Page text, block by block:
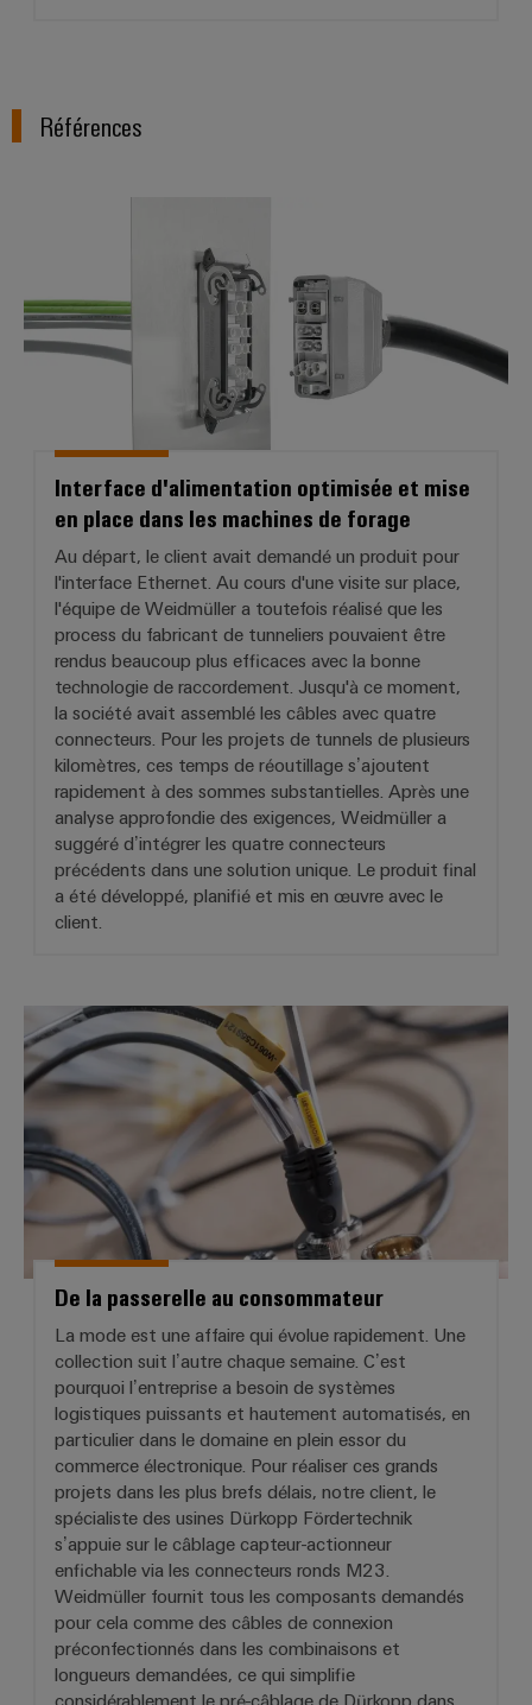
Références
Interface d'alimentation optimisée et mise
en place dans les machines de forage
Au départ, le client avait demandé un produit pour
l'interface Ethernet. Au cours d'une visite sur place,
l'équipe de Weidmüller a toutefois réalisé que les
process du fabricant de tunneliers pouvaient être
rendus beaucoup plus efficaces avec la bonne
technologie de raccordement. Jusqu'à ce moment,
la société avait assemblé les câbles avec quatre
connecteurs. Pour les projets de tunnels de plusieurs
kilomètres, ces temps de réoutillage s’ajoutent
rapidement à des sommes substantielles. Après une
analyse approfondie des exigences, Weidmüller a
suggéré d’intégrer les quatre connecteurs
précédents dans une solution unique. Le produit final
a été développé, planifié et mis en œuvre avec le
client.
De la passerelle au
De la passerelle au consommateur
La mode est une affaire qui évolue rapidement. Une
collection suit l’autre chaque semaine. C’est
pourquoi l’entreprise a besoin de systèmes
logistiques puissants et hautement automatisés, en
particulier dans le domaine en plein essor du
commerce électronique. Pour réaliser ces grands
projets dans les plus brefs délais, notre client, le
spécialiste des usines Dürkopp Fördertechnik
s’appuie sur le câblage capteur-actionneur
enfichable via les connecteurs ronds M23.
Weidmüller fournit tous les composants demandés
pour cela comme des câbles de connexion
préconfectionnés dans les combinaisons et
longueurs demandées, ce qui simplifie
considérablement le pré-câblage de Dürkopp dans